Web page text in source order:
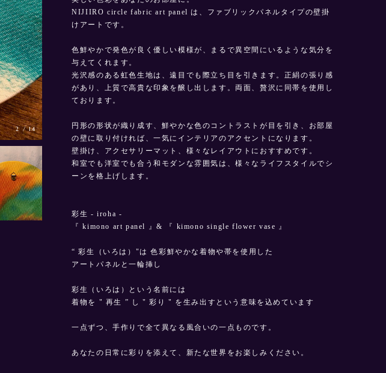
3/14
NIJIIRO circle fabric art panel は、ファブリックパネルタイプの壁掛
けアートです。
色鮮やかで発色が良く優しい模様が、まるで異空間にいるような気分を
与えてくれます。
光沢感のある虹色生地は、遠目でも際立ち目を引きます。正絹の張り感
があり、上質で高貴な印象を醸し出します。両面、贅沢に同帯を使用し
ております。
円形の形状が織り成す、鮮やかな色のコントラストが目を引き、お部屋
の壁に取り付ければ、一気にインテリアのアクセントになります。
壁掛け、アクセサリーマット、様々なレイアウトにおすすめです。
和室でも洋室でも合う和モダンな雰囲気は、様々なライフスタイルでシ
ーンを格上げします。
彩生 - iroha -
『 kimono art panel 』& 『 kimono single flower vase 』
“ 彩生（いろは）"は 色彩鮮やかな着物や帯を使用した
アートパネルと一輪挿し
彩生（いろは）という名前には
着物を " 再生 ” し " 彩り " を生み出すという意味を込めています
一点ずつ、手作りで全て異なる風合いの一点ものです。
あなたの日常に彩りを添えて、新たな世界をお楽しみください。